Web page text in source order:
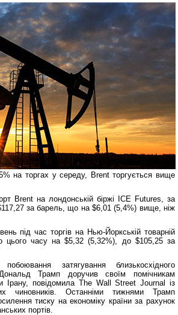
на торгах у середу, Brent торгується вище
Brent на лондонській біржі ICE Futures, за
за барель, що на $6,01 (5,4%) вище, ніж
під час торгів на Нью-Йоркській товарній
цього часу на $5,32 (5,32%), до $105,25 за
затягування близькосхідного
Трамп доручив своїм помічникам
Ірану, повідомила The Wall Street Journal із
чиновників. Останніми тижнями Трамп
тиску на економіку країни за рахунок
портів.